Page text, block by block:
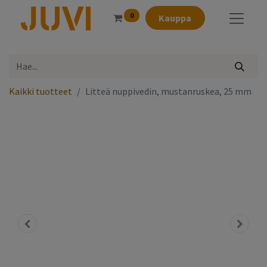
0 Kauppa
Kaikki tuotteet Litteä nuppivedin, mustanruskea, 25 mm